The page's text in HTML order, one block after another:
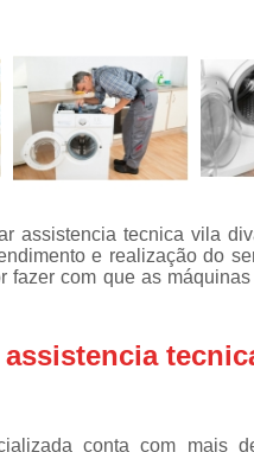
Assistencia Tecnica
Assistencia
Assistencia Tecnica
Geladeira Electrolux
Assistencia Tecnica
assistencia tecnica vila
e realização do
com que as
conta com mais